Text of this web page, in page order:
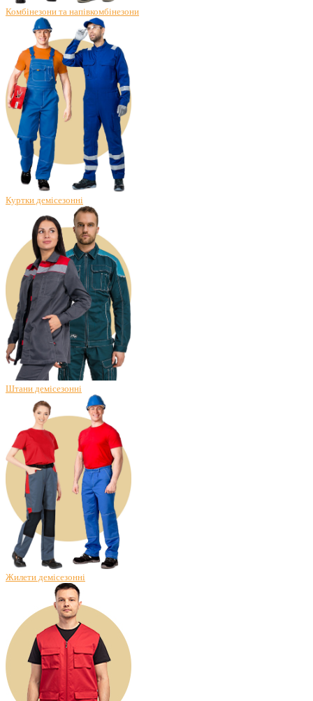
Комбінезони та напівкомбінезони
Куртки демісезонні
Штани демісезонні
Жилети демісезонні